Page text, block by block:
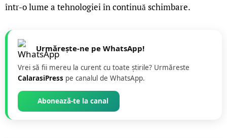
într-o lume a tehnologiei în continuă schimbare.
Urmărește-ne pe WhatsApp!
Vrei să fii mereu la curent cu toate știrile? Urmăreste
CalarasiPress pe canalul de WhatsApp.
Abonează-te la canal